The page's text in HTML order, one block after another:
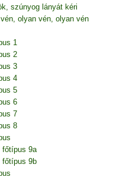
szúnyog lányát kéri
olyan vén, olyan vén
1
2
3
4
5
6
7
8
főtípus 9a
főtípus 9b